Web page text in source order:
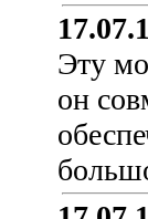
Эту
он